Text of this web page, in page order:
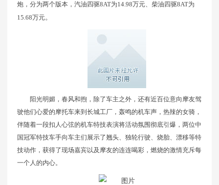
炮，分为两个版本，汽油四驱8AT为14.98万元、柴油四驱8AT为
15.68万元。
阳光明媚，春风和煦，除了车主之外，还有近百位意向摩友驾
驶他们心爱的摩托车来到长城工厂，轰鸣的机车声，热辣的女骑，
伴随着一段扣人心弦的机车特技表演将活动氛围彻底引爆，两位中
国冠军特技车手向车主们展示了翘头、独轮行驶、烧胎、漂移等特
技动作，获得了现场嘉宾以及摩友的连连喝彩，燃烧的激情充斥每
一个人的内心。